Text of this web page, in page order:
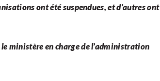
ont été suspendues, et d’autres ont
ministère en charge de l’administration